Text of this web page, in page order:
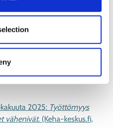
ELY-keskusalue,
2025: Työttömyys
vähenivät. (Keha-keskus.fi,